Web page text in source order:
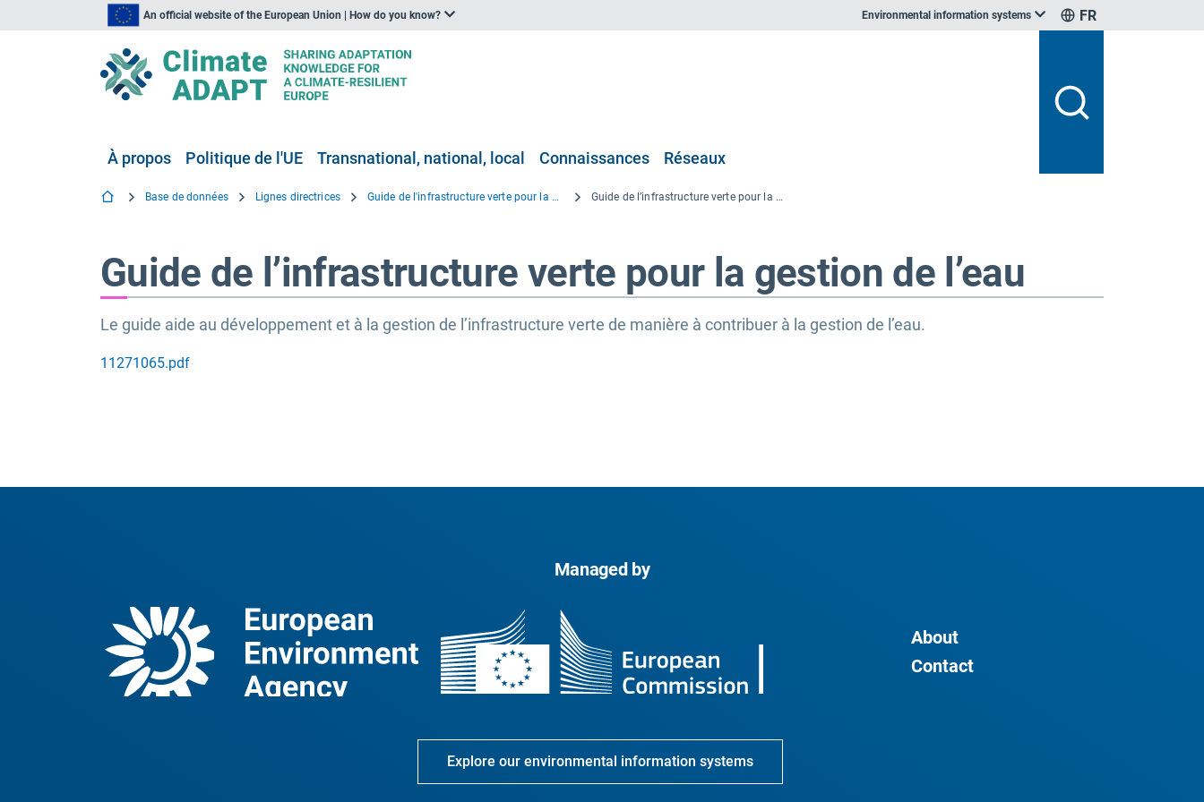
An official website of the European Union | How do you know? Environmental information systems FR
À propos Politique de l'UE Transnational, national, local Connaissances Réseaux
Base de données Lignes directrices Guide de l'infrastructure verte pour la gestion des ressources en eau Guide de l’infrastructure verte pour la gestion de l’eau
Guide de l’infrastructure verte pour la gestion de l’eau
Le guide aide au développement et à la gestion de l’infrastructure verte de manière à contribuer à la gestion de l’eau.
11271065.pdf
Managed by
About
Contact
Explore our environmental information systems